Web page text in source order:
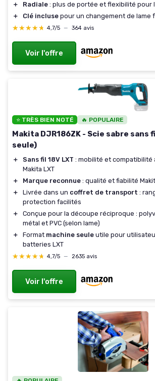
＋
Radiale : plus de portée et flexibilité pour
＋
Clé incluse pour un changement de lame
★★★★★
★★★★★ 4,7/5 — 364 avis
Voir l'offre
⭐ TRÈS BIEN NOTÉ 🔥 POPULAIRE
Makita DJR186ZK - Scie sabre sans
seule)
＋ Sans fil 18V LXT : mobilité et compatibilité
Makita LXT
＋
Marque reconnue : qualité et fiabilité
＋
Livrée dans un coffret de transport :
protection facilités
＋
Conçue pour la découpe réciproque :
métal et PVC (selon lame)
＋
Format machine seule utile pour
batteries LXT
★★★★★
★★★★★ 4,7/5 — 2635 avis
Voir l'offre